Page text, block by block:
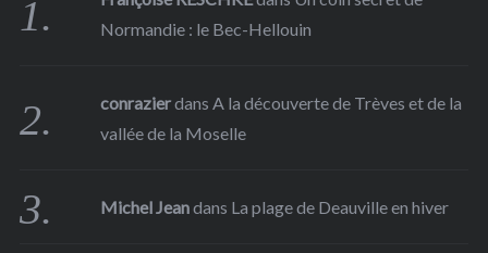
Normandie : le Bec-Hellouin
conrazierdans A la découverte de Trèves et de la
vallée de la Moselle
Michel Jeandans La plage de Deauville en hiver